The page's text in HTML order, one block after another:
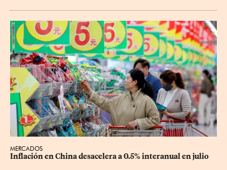
MERCADOS
Inflación en China desacelera a 0.5% interanual en julio